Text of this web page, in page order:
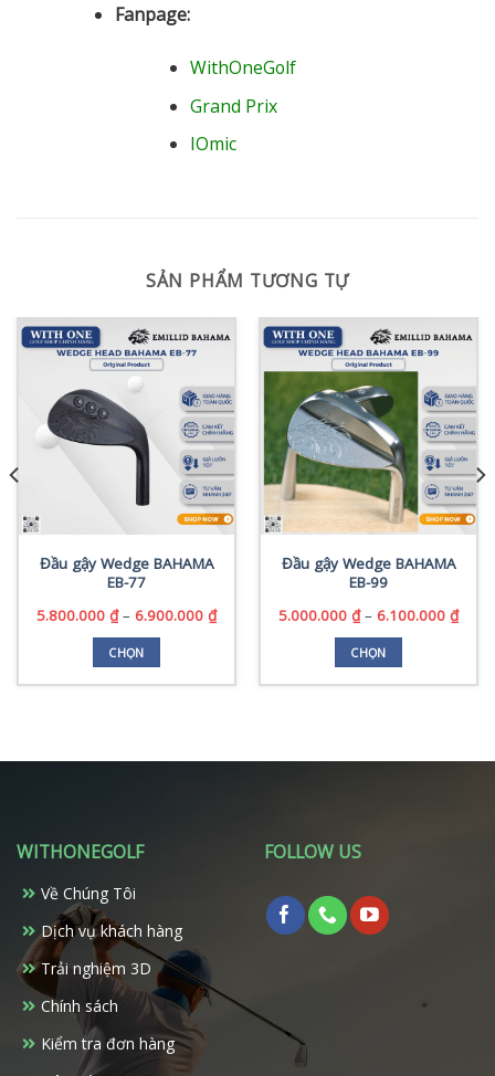
Fanpage:
WithOneGolf
Grand Prix
IOmic
SẢN PHẨM TƯƠNG TỰ
Đầu gậy Wedge BAHAMA
EB-77
5.800.000 ₫ – 6.900.000 ₫Khoảng
đến
CHỌN
Các
tùy
chọn
thể
được
chọn
trên
trang
sản
Đầu gậy Wedge BAHAMA
EB-99
5.000.000 ₫ – 6.100.000 ₫
đến
CHỌN
có
thể
WITHONEGOLF
Về Chúng Tôi
Dịch vụ khách hàng
Trải nghiệm 3D
Chính sách
Kiểm tra đơn hàng
FOLLOW US